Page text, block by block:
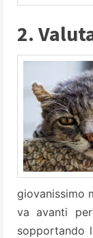
2.
giovanissimo
va avanti
sopportando